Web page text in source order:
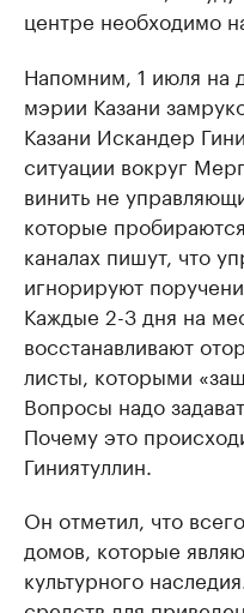
центре необходимо
Напомним, 1 июля на
мэрии Казани
Казани Искандер
ситуации вокруг
винить не
которые
каналах пишут, что
игнорируют
Каждые 2-3 дня на
восстанавливают
листы, которыми
Вопросы надо
Почему это
Гиниятуллин.
Он отметил, что
домов, которые
культурного